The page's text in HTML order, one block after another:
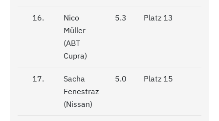
16.
Nico
Müller
(ABT
Cupra)
5.3 Platz 13
17.
Sacha
Fenestraz
(Nissan)
5.0 Platz 15
16.
17.